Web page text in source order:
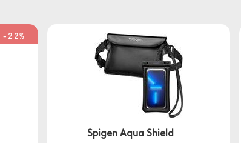
-22%
Spigen Aqua Shield